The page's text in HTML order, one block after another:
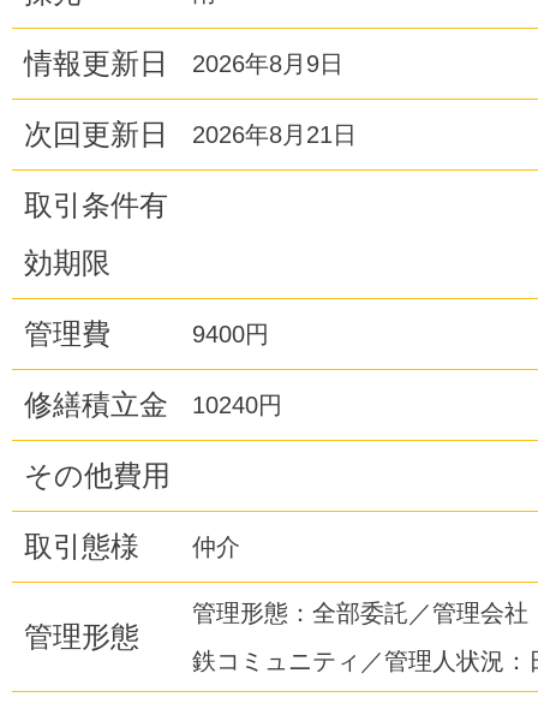
情報更新日 2026年8月9日
次回更新日 2026年8月21日
取引条件有
効期限
管理費 9400円
修繕積立金 10240円
その他費用
取引態様 仲介
管理形態
管理形態：全部委託／管理会
鉄コミュニティ／管理人状況：